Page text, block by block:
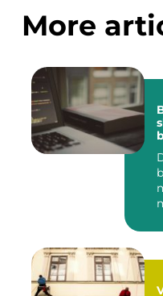
More